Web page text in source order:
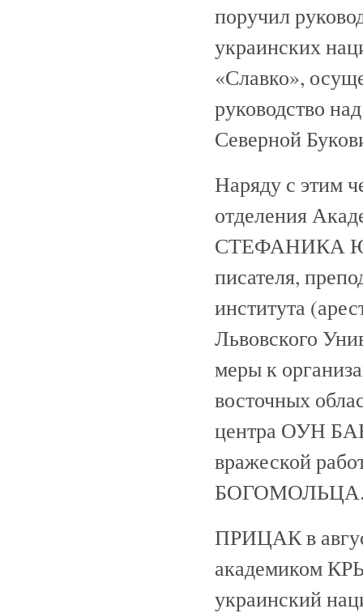
поручил
украинских
«Славко»,
руководство
Северной
Наряду с этим
отделения
СТЕФАНИКА
писателя,
института
Львовского
меры к
восточных
центра ОУН
вражеской
ПРИЦАК в
академиком
украинский